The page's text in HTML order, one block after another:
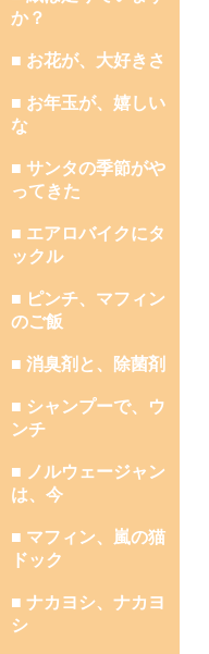
か？
■ お花が、大好きさ
■ お年玉が、嬉しい
な
■ サンタの季節がや
ってきた
■ エアロバイクにタ
ックル
■ ピンチ、マフィン
のご飯
■ 消臭剤と、除菌剤
■ シャンプーで、ウ
ンチ
■ ノルウェージャン
は、今
■ マフィン、嵐の猫
ドック
■ ナカヨシ、ナカヨ
シ